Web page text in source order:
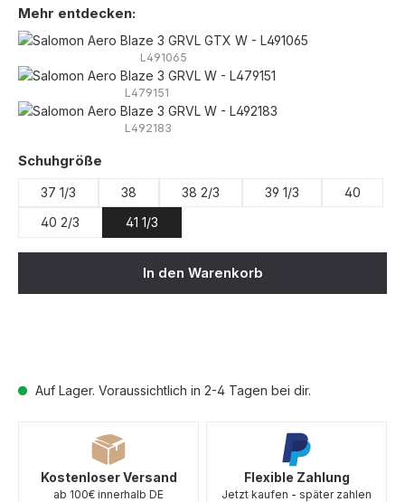
Auf Lager. Voraussichtlich in 2-4 Tagen bei dir.
Mehr entdecken:
L491065
L479151
L492183
Schuhgröße
37 1/3 38 38 2/3 39 1/3
40
40 2/3
41 1/3
In den Warenkorb
Kostenloser Versand
ab 100€ innerhalb DE
Flexible Zahlung
Jetzt kaufen - später zahlen